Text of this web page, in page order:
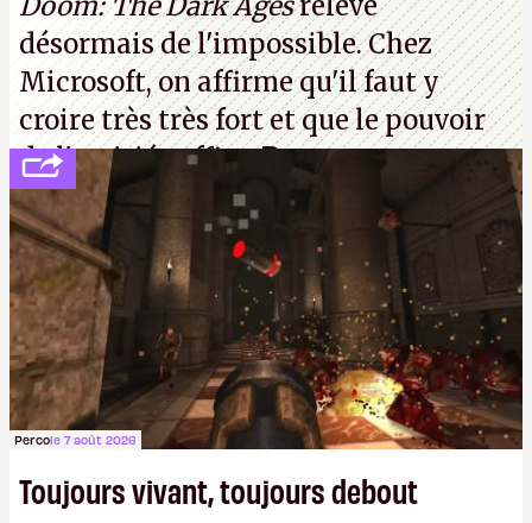
désormais de l'impossible. Chez
Microsoft, on affirme qu'il faut y
croire très très fort et que le pouvoir
de l'amitié suffira.P.
Percole 7 août 2026
Toujours vivant, toujours debout